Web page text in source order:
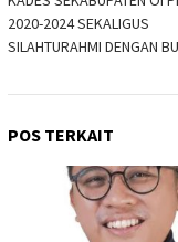
2020-2024 SEKALIGUS
SILAHTURAHMI DENGAN
POS TERKAIT